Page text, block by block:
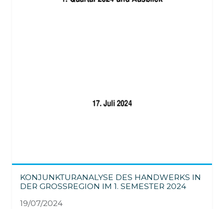
KONJUNKTURANALYSE DES HANDWERKS IN
DER GROSSREGION IM 1. SEMESTER 2024
19/07/2024